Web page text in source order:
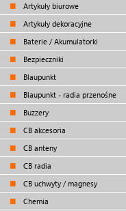
Artykuły biurowe
Artykuły dekoracyjne
Baterie / Akumulatorki
Bezpieczniki
Blaupunkt
Blaupunkt - radia przenośne
Buzzery
CB akcesoria
CB anteny
CB radia
CB uchwyty / magnesy
Chemia